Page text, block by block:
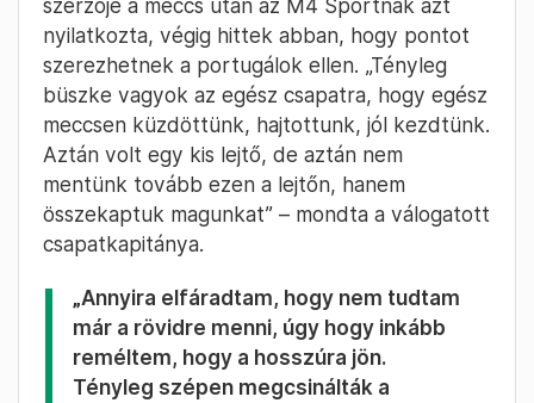
szerzője a meccs után az M4 Sportnak azt
nyilatkozta, végig hittek abban, hogy pontot
szerezhetnek a portugálok ellen. „Tényleg
büszke vagyok az egész csapatra, hogy egész
meccsen küzdöttünk, hajtottunk, jól kezdtünk.
Aztán volt egy kis lejtő, de aztán nem
mentünk tovább ezen a lejtőn, hanem
összekaptuk magunkat” – mondta a válogatott
csapatkapitánya.
„Annyira elfáradtam, hogy nem tudtam
már a rövidre menni, úgy hogy inkább
reméltem, hogy a hosszúra jön.
Tényleg szépen megcsinálták a